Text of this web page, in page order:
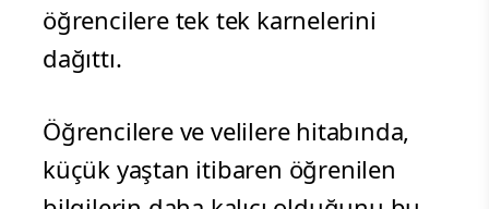
öğrencilere tek tek karnelerini
dağıttı.
Öğrencilere ve velilere hitabında,
küçük yaştan itibaren öğrenilen